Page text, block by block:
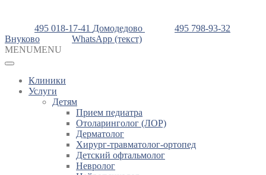
495 018-17-41 Домодедово
495 798-93-32
Внуково
WhatsApp (текст)
MENUMENU
Клиники
Услуги
Детям
Прием педиатра
Отоларинголог (ЛОР)
Дерматолог
Хирург-травматолог-ортопед
Детский офтальмолог
Невролог